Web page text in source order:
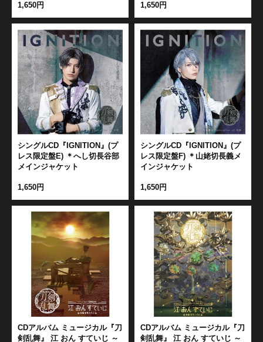
1,650円 1,650円
シングルCD『IGNITION』(プ
レス限定盤E) ＊へし切長谷部
メインジャケット
1,650円
シングルCD『IGNITION』(プ
レス限定盤F) ＊山姥切長義メ
インジャケット
1,650円
CDアルバム ミュージカル『刀
剣乱舞』 江 おん すていじ ～
CDアルバム ミュージカル『刀
剣乱舞』 江 おん すていじ ～